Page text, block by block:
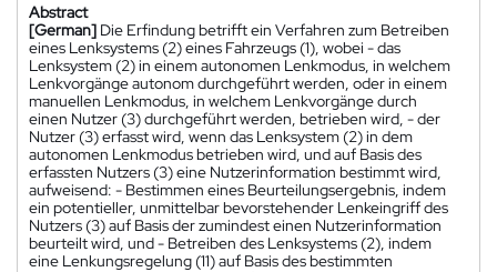
Abstract
[German] Die Erfindung betrifft ein Verfahren zum Betreiben
eines Lenksystems (2) eines Fahrzeugs (1), wobei - das
Lenksystem (2) in einem autonomen Lenkmodus, in welchem
Lenkvorgänge autonom durchgeführt werden, oder in einem
manuellen Lenkmodus, in welchem Lenkvorgänge durch
einen Nutzer (3) durchgeführt werden, betrieben wird, - der
Nutzer (3) erfasst wird, wenn das Lenksystem (2) in dem
autonomen Lenkmodus betrieben wird, und auf Basis des
erfassten Nutzers (3) eine Nutzerinformation bestimmt wird,
aufweisend: - Bestimmen eines Beurteilungsergebnis, indem
ein potentieller, unmittelbar bevorstehender Lenkeingriff des
Nutzers (3) auf Basis der zumindest einen Nutzerinformation
beurteilt wird, und - Betreiben des Lenksystems (2), indem
eine Lenkungsregelung (11) auf Basis des bestimmten